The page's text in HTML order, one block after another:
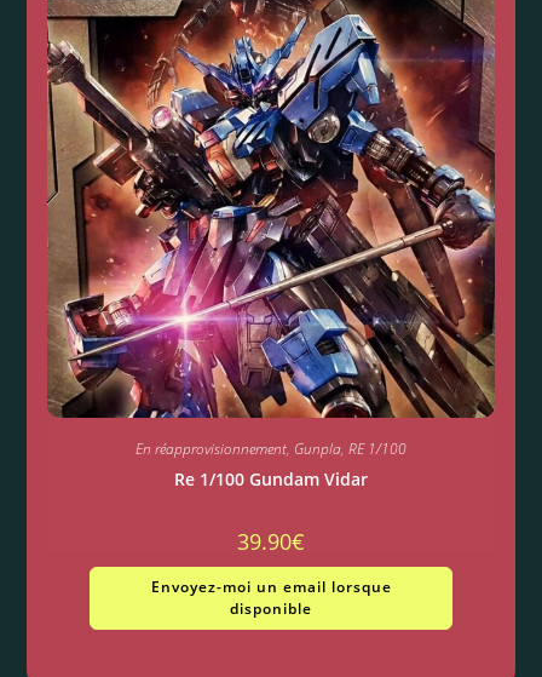
En réapprovisionnement, Gunpla, RE 1/100
Re 1/100 Gundam Vidar
39.90€
Envoyez-moi un email lorsque
disponible